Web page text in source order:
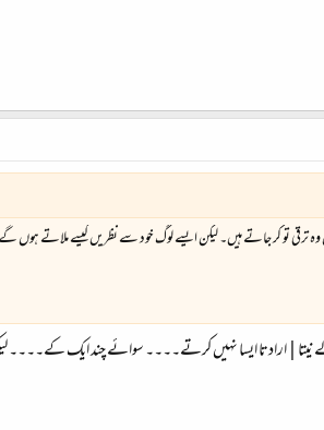
تو کر جاتے ہیں۔ لیکن ایسے لوگ خود سے نظریں کیسے ملاتے ہوں
نیتا|ارادتا ایسا نہیں کرتے۔۔۔۔ سوائے چند ایک